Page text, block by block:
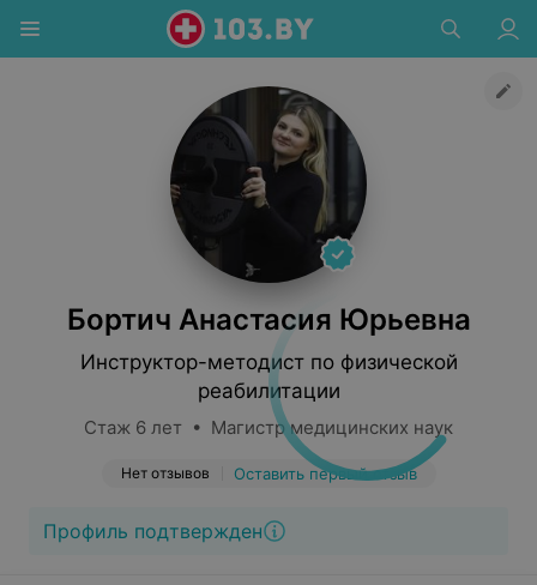
Бортич Анастасия Юрьевна
Инструктор-методист по физической
реабилитации
Стаж 6 лет • Магистр медицинских наук
Нет отзывов Оставить первый отзыв
Профиль подтвержден